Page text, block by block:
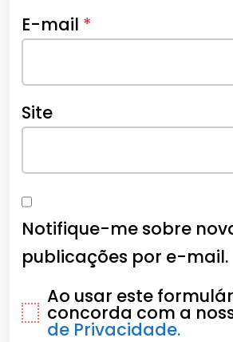
E-mail *
Site
Notifique-me sobre
publicações por e-mail.
Ao usar este
concorda com a
de Privacidade.